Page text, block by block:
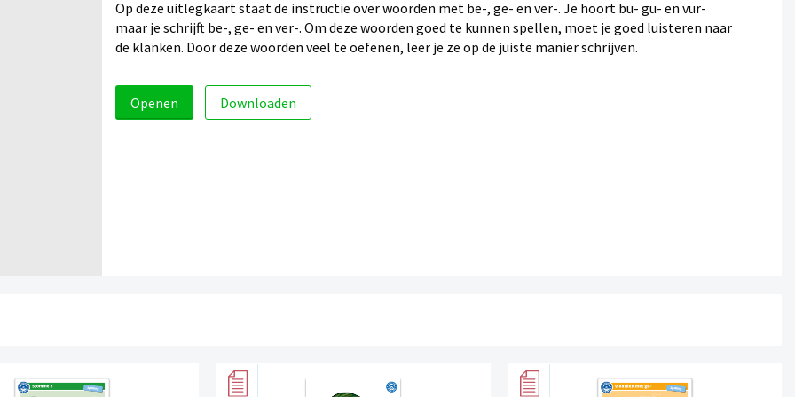
Op deze uitlegkaart staat de instructie over woorden met be-, ge- en ver-. Je hoort bu- gu- en vur-
maar je schrijft be-, ge- en ver-. Om deze woorden goed te kunnen spellen, moet je goed luisteren naar
de klanken. Door deze woorden veel te oefenen, leer je ze op de juiste manier schrijven.
Openen Downloaden